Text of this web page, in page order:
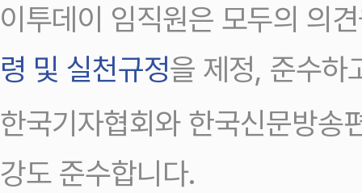
이투데이 임직원은 모두의 의
령 및 실천규정을 제정, 준수하
한국기자협회와 한국신문방송
강도 준수합니다.